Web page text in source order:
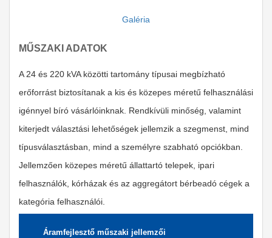
Galéria
MŰSZAKI ADATOK
A 24 és 220 kVA közötti tartomány típusai megbízható
erőforrást biztosítanak a kis és közepes méretű felhasználási
igénnyel bíró vásárlóinknak. Rendkívüli minőség, valamint
kiterjedt választási lehetőségek jellemzik a szegmenst, mind
típusválasztásban, mind a személyre szabható opciókban.
Jellemzően közepes méretű állattartó telepek, ipari
felhasználók, kórházak és az aggregátort bérbeadó cégek a
kategória felhasználói.
Áramfejlesztő műszaki jellemzői